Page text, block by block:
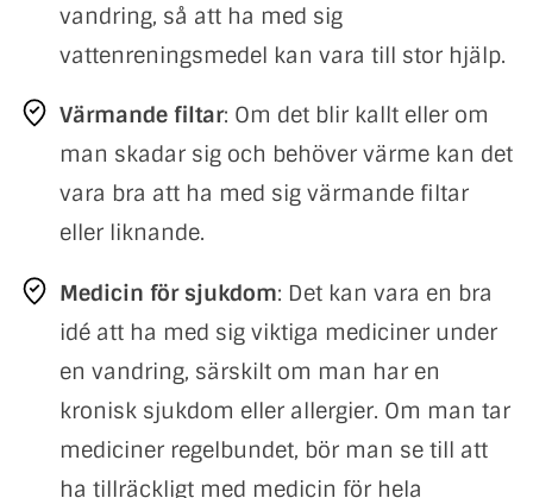
vandring, så att ha med sig
vattenreningsmedel kan vara till stor hjälp.
Värmande filtar: Om det blir kallt eller om
man skadar sig och behöver värme kan det
vara bra att ha med sig värmande filtar
eller liknande.
Medicin för sjukdom: Det kan vara en bra
idé att ha med sig viktiga mediciner under
en vandring, särskilt om man har en
kronisk sjukdom eller allergier. Om man tar
mediciner regelbundet, bör man se till att
ha tillräckligt med medicin för hela